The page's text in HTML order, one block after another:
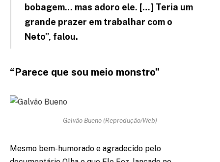
bobagem… mas adoro ele. […] Teria um
grande prazer em trabalhar com o
Neto”, falou.
“Parece que sou meio monstro”
Galvão Bueno (Reprodução/Web)
Mesmo bem-humorado e agradecido pelo